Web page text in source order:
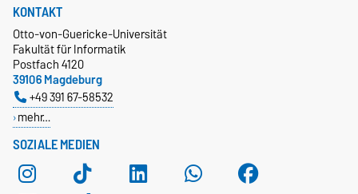
SOZIALE MEDIEN
KONTAKT
Otto-von-Guericke-Universität
Fakultät für Informatik
Postfach 4120
39106 Magdeburg
+49 391 67-58532
mehr…